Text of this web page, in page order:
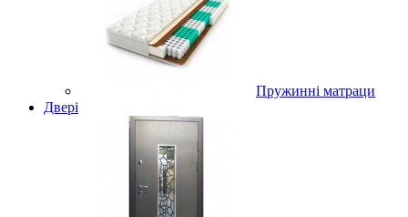
Пружинні матраци
Двері